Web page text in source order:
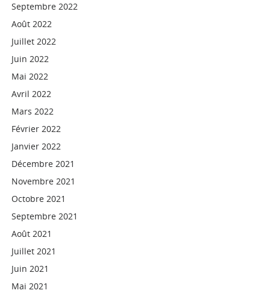
Septembre 2022
Août 2022
Juillet 2022
Juin 2022
Mai 2022
Avril 2022
Mars 2022
Février 2022
Janvier 2022
Décembre 2021
Novembre 2021
Octobre 2021
Septembre 2021
Août 2021
Juillet 2021
Juin 2021
Mai 2021